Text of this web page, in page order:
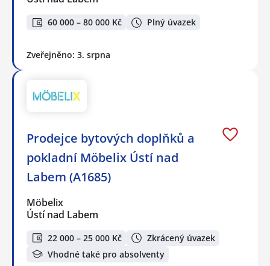
60 000 – 80 000 Kč Plný úvazek
Zveřejněno: 3. srpna
Prodejce bytových doplňků a
pokladní Möbelix Ústí nad
Labem (A1685)
Möbelix
Ústí nad Labem
22 000 – 25 000 Kč
Zkrácený úvazek
Vhodné také pro absolventy